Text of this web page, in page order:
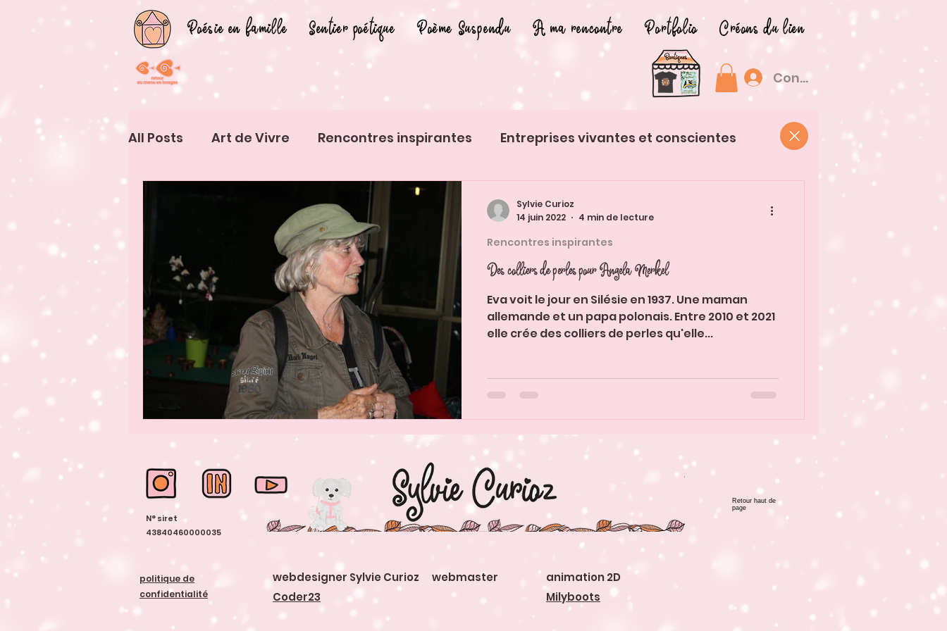
Poésie en famille Sentier poétique Poème Suspendu A ma rencontre Portfolio Créons du lien
Connexion
All Posts Art de Vivre Rencontres inspirantes Entreprises vivantes et conscientes
Exériences insolites Histoires d'animaux
Des colliers de perles pour Angela Merkel
Eva voit le jour en Silésie en 1937. Une maman
allemande et un papa polonais. Entre 2010 et 2021
elle crée des colliers de perles qu'elle...
Rencontres inspirantes
Sylvie Curioz
14 juin 2022
4 min de lecture
N° siret
43840460000035
Retour haut de
page
politique de
confidentialité
webdesigner Sylvie Curioz webmaster
Coder23
animation 2D
Milyboots